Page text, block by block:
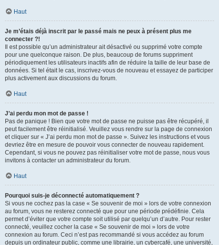
Haut
Je m’étais déjà inscrit par le passé mais ne peux à présent plus me
connecter ?!
Il est possible qu’un administrateur ait désactivé ou supprimé votre compte
pour une quelconque raison. De plus, beaucoup de forums suppriment
périodiquement les utilisateurs inactifs afin de réduire la taille de leur base de
données. Si tel était le cas, inscrivez-vous de nouveau et essayez de participer
plus activement aux discussions du forum.
Haut
J’ai perdu mon mot de passe !
Pas de panique ! Bien que votre mot de passe ne puisse pas être récupéré, il
peut facilement être réinitialisé. Veuillez vous rendre sur la page de connexion
et cliquer sur « J’ai perdu mon mot de passe ». Suivez les instructions et vous
devriez être en mesure de pouvoir vous connecter de nouveau rapidement.
Cependant, si vous ne pouvez pas réinitialiser votre mot de passe, nous vous
invitons à contacter un administrateur du forum.
Haut
Pourquoi suis-je déconnecté automatiquement ?
Si vous ne cochez pas la case « Se souvenir de moi » lors de votre connexion
au forum, vous ne resterez connecté que pour une période prédéfinie. Cela
permet d’éviter que votre compte soit utilisé par quelqu’un d’autre. Pour rester
connecté, veuillez cocher la case « Se souvenir de moi » lors de votre
connexion au forum. Ceci n’est pas recommandé si vous accédez au forum
depuis un ordinateur public, comme une librairie, un cybercafé, une université,